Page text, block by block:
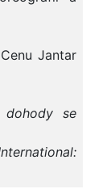
Jantar
dohody se